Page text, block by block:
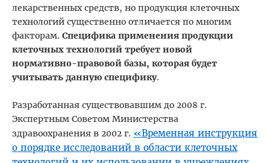
лекарственных средств, но продукция клеточных
технологий существенно отличается по многим
факторам. Специфика применения продукции
клеточных технологий требует новой
нормативно-правовой базы, которая будет
учитывать данную специфику.
Разработанная существовавшим до 2008 г.
Экспертным Советом Министерства
здравоохранения в 2002 г. «Временная инструкция
о порядке исследований в области клеточных